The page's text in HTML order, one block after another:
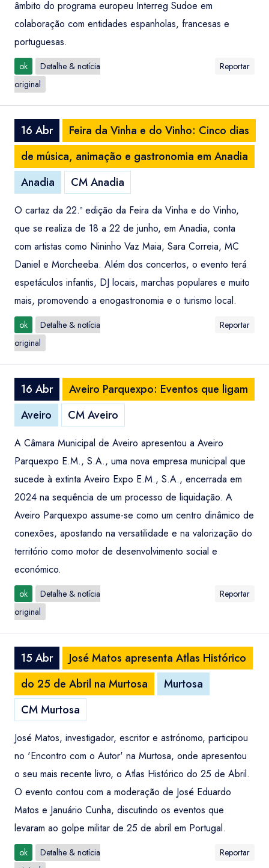
âmbito do programa europeu Interreg Sudoe em
colaboração com entidades espanholas, francesas e
portuguesas.
ok
Detalhe & notícia
original
Reportar
16 Abr
Feira da Vinha e do Vinho: Cinco dias
de música, animação e gastronomia em Anadia
Anadia
CM Anadia
O cartaz da 22.ª edição da Feira da Vinha e do Vinho,
que se realiza de 18 a 22 de junho, em Anadia, conta
com artistas como Nininho Vaz Maia, Sara Correia, MC
Daniel e Morcheeba. Além dos concertos, o evento terá
espetáculos infantis, DJ locais, marchas populares e muito
mais, promovendo a enogastronomia e o turismo local.
ok
Detalhe & notícia
original
Reportar
16 Abr
Aveiro Parquexpo: Eventos que ligam
Aveiro
CM Aveiro
A Câmara Municipal de Aveiro apresentou a Aveiro
Parquexpo E.M., S.A., uma nova empresa municipal que
sucede à extinta Aveiro Expo E.M., S.A., encerrada em
2024 na sequência de um processo de liquidação. A
Aveiro Parquexpo assume-se como um centro dinâmico de
conexões, apostando na versatilidade e na valorização do
território como motor de desenvolvimento social e
económico.
ok
Detalhe & notícia
original
Reportar
15 Abr
José Matos apresenta Atlas Histórico
do 25 de Abril na Murtosa
Murtosa
CM Murtosa
José Matos, investigador, escritor e astrónomo, participou
no 'Encontro com o Autor' na Murtosa, onde apresentou
o seu mais recente livro, o Atlas Histórico do 25 de Abril.
O evento contou com a moderação de José Eduardo
Matos e Januário Cunha, discutindo os eventos que
levaram ao golpe militar de 25 de abril em Portugal.
ok
Detalhe & notícia
Reportar